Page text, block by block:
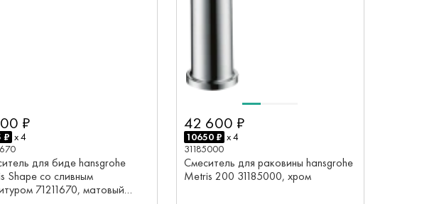
₽
₽ x 4
для биде hansgrohe
Shape со сливным
71211670, матовый
42 600 ₽
10650 ₽ x 4
31185000
Смеситель для раковины hansgrohe
Metris 200 31185000, хром